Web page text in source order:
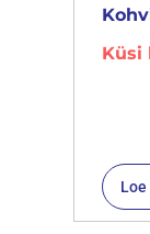
Küsi